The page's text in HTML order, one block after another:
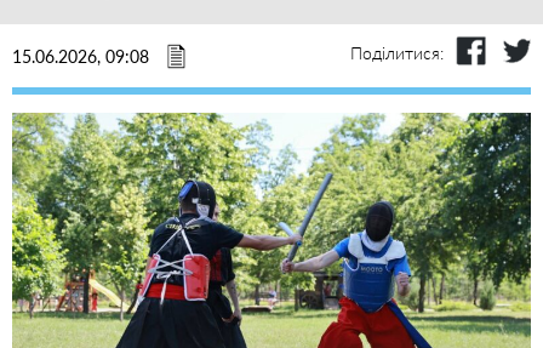
15.06.2026, 09:08 Поділитися: